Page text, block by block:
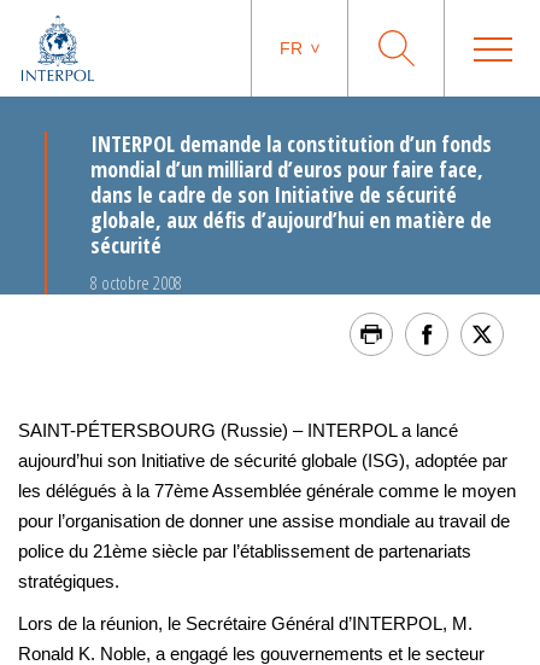
FR
INTERPOL demande la constitution d’un fonds
mondial d’un milliard d’euros pour faire face,
dans le cadre de son Initiative de sécurité
globale, aux défis d’aujourd’hui en matière de
sécurité
8 octobre 2008
SAINT-PÉTERSBOURG (Russie) – INTERPOL a lancé
aujourd’hui son Initiative de sécurité globale (ISG), adoptée par
les délégués à la 77ème Assemblée générale comme le moyen
pour l’organisation de donner une assise mondiale au travail de
police du 21ème siècle par l’établissement de partenariats
stratégiques.
Lors de la réunion, le Secrétaire Général d’INTERPOL, M.
Ronald K. Noble, a engagé les gouvernements et le secteur